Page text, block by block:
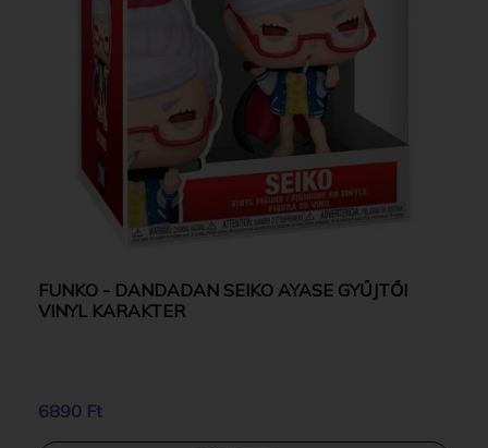
FUNKO - DANDADAN SEIKO AYASE GYŰJTŐI
VINYL KARAKTER
6890 Ft